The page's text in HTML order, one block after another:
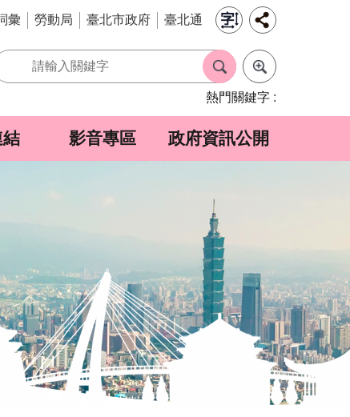
彙 勞動局 臺北市政府 臺北通
熱門關鍵字
影音專區 政府資訊公開